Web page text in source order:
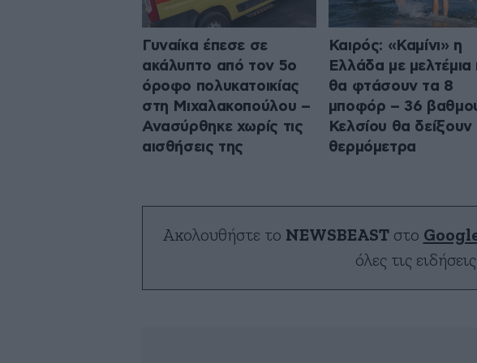
Γυναίκα έπεσε σε
ακάλυπτο από τον 5ο
όροφο πολυκατοικίας
στη Μιχαλακοπούλου –
Ανασύρθηκε χωρίς τις
αισθήσεις της
Καιρός: «Καμίνι» η
Ελλάδα με μελτέμια
θα φτάσουν τα 8
μποφόρ – 36
Κελσίου θα δείξουν
θερμόμετρα
Ακολουθήστε το NEWSBEASTστο
όλες τις ειδήσεις